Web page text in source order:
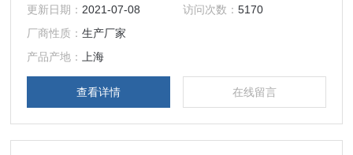
故障状态并自动停机。
更新日期： 2021-07-08 访问次数： 5170
厂商性质：生产厂家
产品产地：
上海
查看详情 在线留言